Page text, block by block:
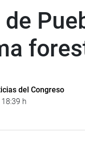
del Congreso
h